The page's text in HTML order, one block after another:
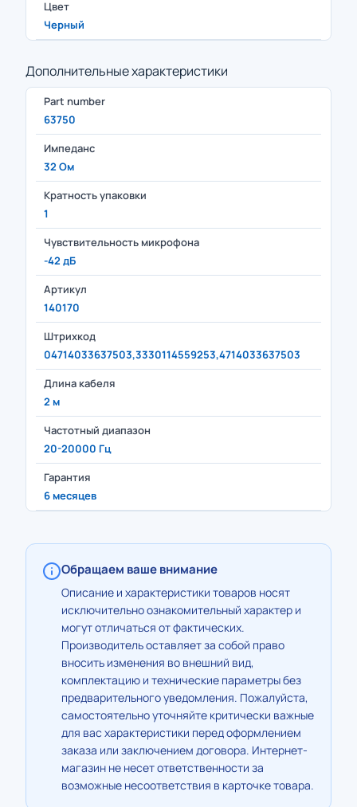
Цвет
Черный
Дополнительные характеристики
Part number
63750
Импеданс
32 Ом
Кратность упаковки
1
Чувствительность микрофона
-42 дБ
Артикул
140170
Штрихкод
04714033637503,3330114559253,4714033637503
Длина кабеля
2 м
Частотный диапазон
20-20000 Гц
Гарантия
6 месяцев
Обращаем ваше внимание
Описание и характеристики товаров носят
исключительно ознакомительный характер и
могут отличаться от фактических.
Производитель оставляет за собой право
вносить изменения во внешний вид,
комплектацию и технические параметры без
предварительного уведомления. Пожалуйста,
самостоятельно уточняйте критически важные
для вас характеристики перед оформлением
заказа или заключением договора. Интернет-
магазин не несет ответственности за
возможные несоответствия в карточке товара.